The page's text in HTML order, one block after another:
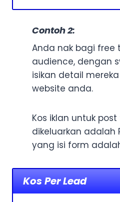
Contoh 2:
Anda nak bagi free
audience, dengan
isikan detail
website anda.
Kos iklan untuk
dikeluarkan adalah
yang isi form
Kos Per Lead